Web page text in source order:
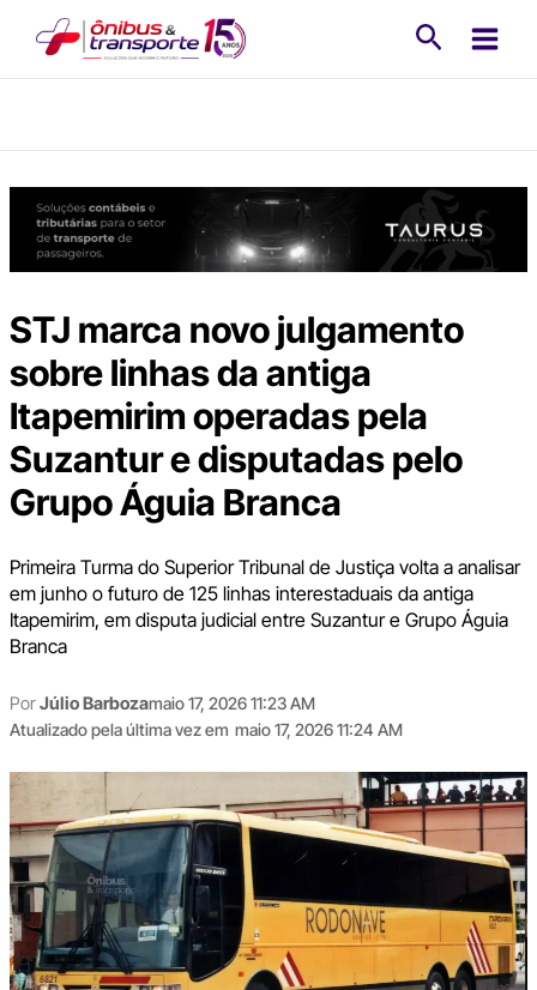
STJ marca novo julgamento
sobre linhas da antiga
Itapemirim operadas pela
Suzantur e disputadas pelo
Grupo Águia Branca
Primeira Turma do Superior Tribunal de Justiça volta a analisar
em junho o futuro de 125 linhas interestaduais da antiga
Itapemirim, em disputa judicial entre Suzantur e Grupo Águia
Branca
PorJúlio Barbozamaio 17, 2026 11:23 AM
Atualizado pela última vez em maio 17, 2026 11:24 AM